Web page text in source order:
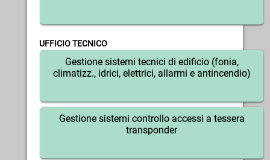
UFFICIO TECNICO
Gestione sistemi tecnici di edificio (fonia,
climatizz., idrici, elettrici, allarmi e antincendio)
Gestione sistemi controllo accessi a tessera
transponder